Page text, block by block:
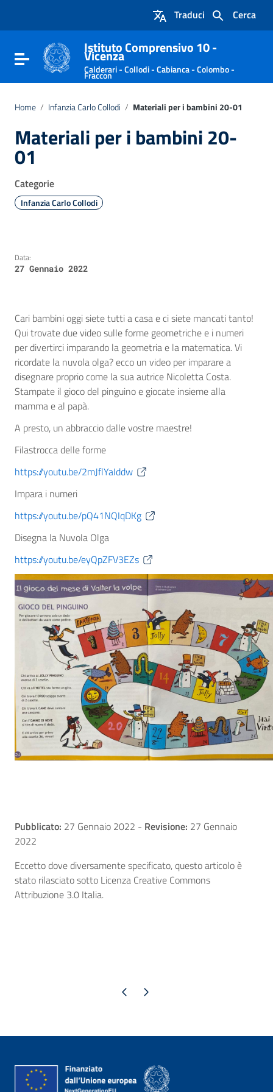
Vai al footer
Cerca
Traduci
Attiva / disattiva la navigazione
Istituto Comprensivo 10 -
Vicenza
Calderari - Collodi - Cabianca - Colombo -
Fraccon
Home / Infanzia Carlo Collodi / Materiali per i bambini 20-01
Materiali per i bambini 20-
01
Categorie
Infanzia Carlo Collodi
Data:
27 Gennaio 2022
Cari bambini oggi siete tutti a casa e ci siete mancati tanto!
Qui trovate due video sulle forme geometriche e i numeri
per divertirci imparando la geometria e la matematica. Vi
ricordate la nuvola olga? ecco un video per imparare a
disegnare proprio come la sua autrice Nicoletta Costa.
Stampate il gioco del pinguino e giocate insieme alla
mamma e al papà.
A presto, un abbraccio dalle vostre maestre!
Filastrocca delle forme
https://youtu.be/2mJflYaIddw
Impara i numeri
https://youtu.be/pQ41NQIqDKg
Disegna la Nuvola Olga
https://youtu.be/eyQpZFV3EZs
Pubblicato: 27 Gennaio 2022 - Revisione: 27 Gennaio
2022
Eccetto dove diversamente specificato, questo articolo è
stato rilasciato sotto Licenza Creative Commons
Attribuzione 3.0 Italia.
Pagina precedente
Pagina successiva